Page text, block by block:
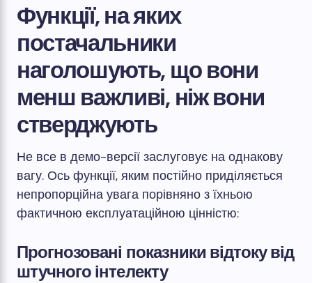
Функції, на яких
постачальники
наголошують, що вони
менш важливі, ніж вони
стверджують
Не все в демо-версії заслуговує на однакову
вагу. Ось функції, яким постійно приділяється
непропорційна увага порівняно з їхньою
фактичною експлуатаційною цінністю:
Прогнозовані показники відтоку від
штучного інтелекту